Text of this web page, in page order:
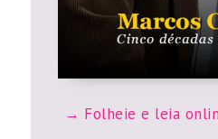
Folheie e leia